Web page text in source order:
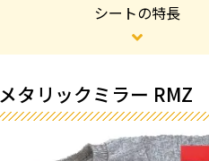
シートの特長
メタリックミラー RMZ